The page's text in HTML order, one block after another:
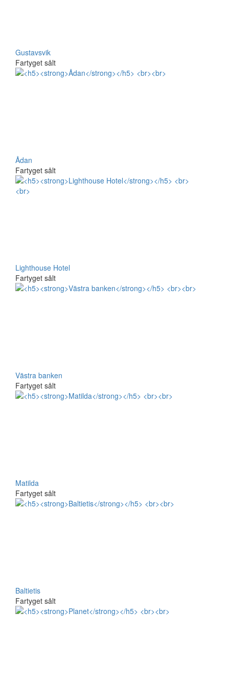
Gustavsvik
Fartyget sålt
Ådan
Fartyget sålt
Lighthouse Hotel
Fartyget sålt
Västra banken
Fartyget sålt
Matilda
Fartyget sålt
Baltietis
Fartyget sålt